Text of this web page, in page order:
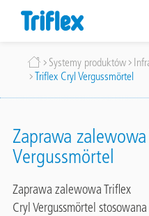
Ścieżka
nawigacyjna
Systemy produktów
Triflex Cryl Vergussmörtel
Zaprawa
Vergussmörtel
Zaprawa zalewowa Triflex
Cryl Vergussmörtel stosowana